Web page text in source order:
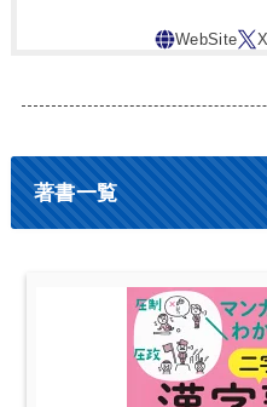
著書一覧